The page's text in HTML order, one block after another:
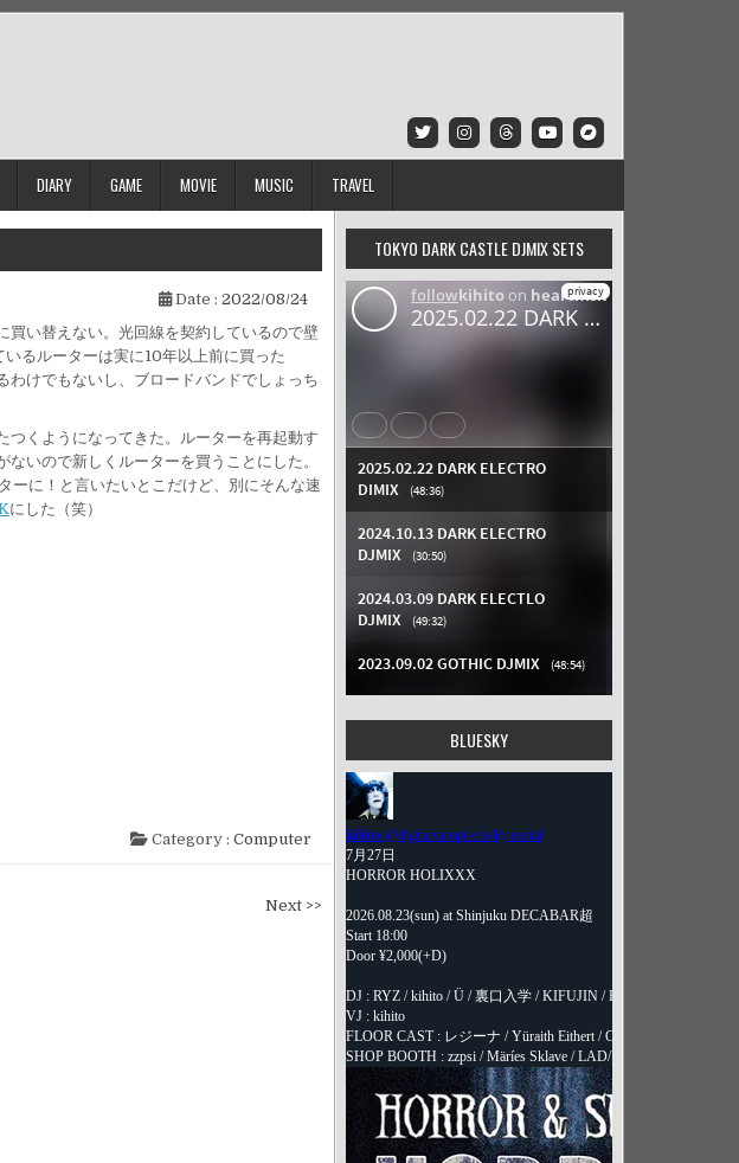
DIARY GAME MOVIE MUSIC TRAVEL
Date : 2022/08/24
買い替えない。光回線を契約しているので壁
るルーターは実に10年以上前に買った
わけでもないし、ブロードバンドでしょっち
くようになってきた。ルーターを再起動す
いので新しくルーターを買うことにした。
に！と言いたいとこだけど、別にそんな速
にした（笑）
Category : Computer
Next >>
TOKYO DARK CASTLE DJMIX SETS
BLUESKY